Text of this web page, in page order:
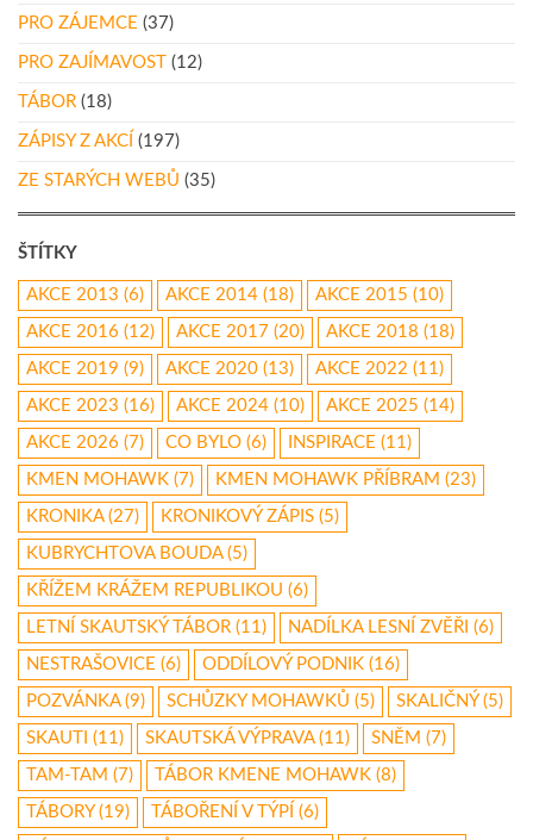
PRO ZÁJEMCE (37)
PRO ZAJÍMAVOST (12)
TÁBOR (18)
ZÁPISY Z AKCÍ (197)
ZE STARÝCH WEBŮ (35)
ŠTÍTKY
AKCE 2013 (6) AKCE 2014 (18) AKCE 2015 (10)
AKCE 2016 (12) AKCE 2017 (20) AKCE 2018 (18)
AKCE 2019 (9) AKCE 2020 (13) AKCE 2022 (11)
AKCE 2023 (16) AKCE 2024 (10) AKCE 2025 (14)
AKCE 2026 (7) CO BYLO (6) INSPIRACE (11)
KMEN MOHAWK (7) KMEN MOHAWK PŘÍBRAM (23)
KRONIKA(27) KRONIKOVÝ ZÁPIS (5)
KUBRYCHTOVA BOUDA(5)
KŘÍŽEM KRÁŽEM REPUBLIKOU (6)
LETNÍ SKAUTSKÝ TÁBOR (11) NADÍLKA LESNÍ ZVĚŘI (6)
NESTRAŠOVICE (6) ODDÍLOVÝ PODNIK (16)
POZVÁNKA(9) SCHŮZKY MOHAWKŮ (5) SKALIČNÝ(5)
SKAUTI (11) SKAUTSKÁ VÝPRAVA(11) SNĚM (7)
TAM-TAM (7) TÁBOR KMENE MOHAWK (8)
TÁBORY(19) TÁBOŘENÍ V TÝPÍ (6)